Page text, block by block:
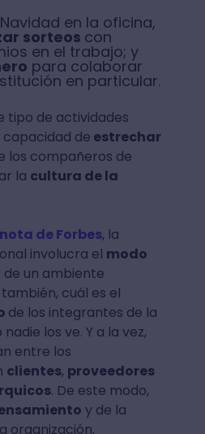
en la oficina,
sorteos con
en el trabajo; y
para colaborar
en particular.
tipo de actividades
capacidad de estrechar
los compañeros de
la cultura de la
nota de Forbes, la
involucra el modo
un ambiente
cuál es el
de los integrantes de la
los ve. Y a la vez,
entre los
clientes, proveedores
. De este modo,
y de la
organización.